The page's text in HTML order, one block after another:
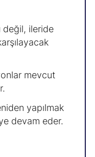
değil, ileride
mevcut
yapılmak
devam eder.